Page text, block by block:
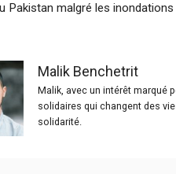
Pakistan malgré les inondations
Malik Benchetrit
Malik, avec un intérêt marqué
solidaires qui changent des
solidarité.